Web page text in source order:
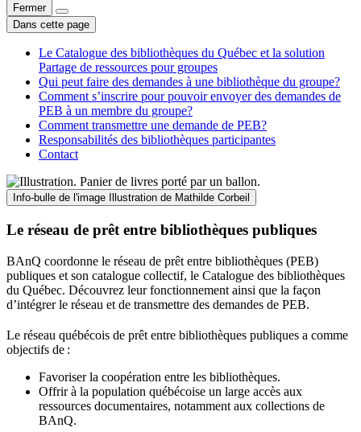
Fermer
Dans cette page
Le Catalogue des bibliothèques du Québec et la solution
Partage de ressources pour groupes
Qui peut faire des demandes à une bibliothèque du groupe?
Comment s’inscrire pour pouvoir envoyer des demandes de
PEB à un membre du groupe?
Comment transmettre une demande de PEB?
Responsabilités des bibliothèques participantes
Contact
Info-bulle de l'image Illustration de Mathilde Corbeil
Le réseau de prêt entre bibliothèques publiques
BAnQ coordonne le réseau de prêt entre bibliothèques (PEB)
publiques et son catalogue collectif, le Catalogue des bibliothèques
du Québec. Découvrez leur fonctionnement ainsi que la façon
d’intégrer le réseau et de transmettre des demandes de PEB.
Le réseau québécois de prêt entre bibliothèques publiques a comme
objectifs de :
Favoriser la coopération entre les bibliothèques.
Offrir à la population québécoise un large accès aux
ressources documentaires, notamment aux collections de
BAnQ.